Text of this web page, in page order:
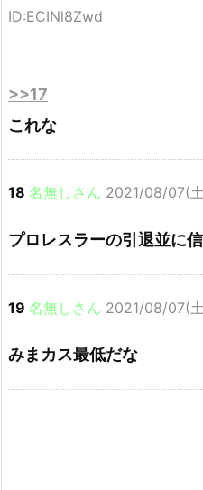
ID:ECINl8Zwd
>>17
これな
18 名無しさん 2021/08/07(
プロレスラーの引退並に
19 名無しさん 2021/08/07(
みまカス最低だな